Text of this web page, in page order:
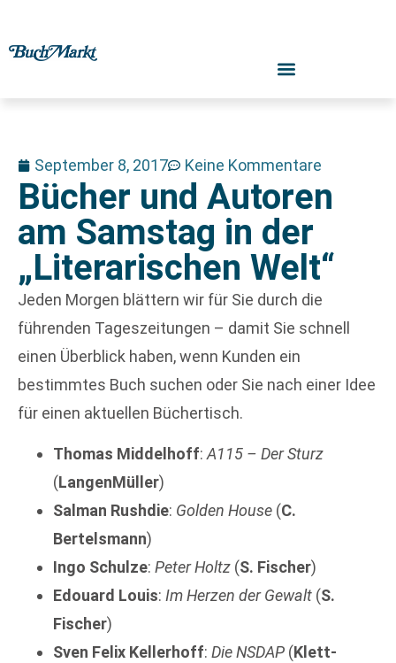
September 8, 2017 Keine Kommentare
Bücher und Autoren
am Samstag in der
„Literarischen Welt“
Jeden Morgen blättern wir für Sie durch die
führenden Tageszeitungen – damit Sie schnell
einen Überblick haben, wenn Kunden ein
bestimmtes Buch suchen oder Sie nach einer Idee
für einen aktuellen Büchertisch.
Thomas Middelhoff:A115 – Der Sturz
(LangenMüller)
Salman Rushdie: Golden House (C.
Bertelsmann)
Ingo Schulze: Peter Holtz (S. Fischer)
Edouard Louis: Im Herzen der Gewalt (S.
Fischer)
Sven Felix Kellerhoff: Die NSDAP (Klett-